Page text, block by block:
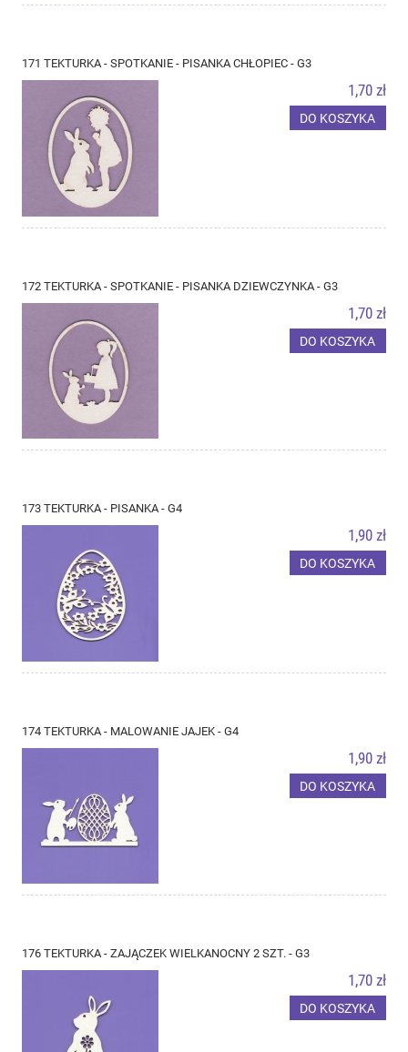
171 TEKTURKA - SPOTKANIE - PISANKA CHŁOPIEC - G3
1,70 zł
DO KOSZYKA
172 TEKTURKA - SPOTKANIE - PISANKA DZIEWCZYNKA - G3
1,70 zł
DO KOSZYKA
173 TEKTURKA - PISANKA - G4
1,90 zł
DO KOSZYKA
174 TEKTURKA - MALOWANIE JAJEK - G4
1,90 zł
DO KOSZYKA
176 TEKTURKA - ZAJĄCZEK WIELKANOCNY 2 SZT. - G3
1,70 zł
DO KOSZYKA